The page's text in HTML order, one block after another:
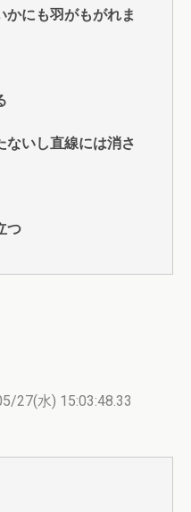
かにも羽がもがれま
ないし直線には消さ
つ
27(水) 15:03:48.33